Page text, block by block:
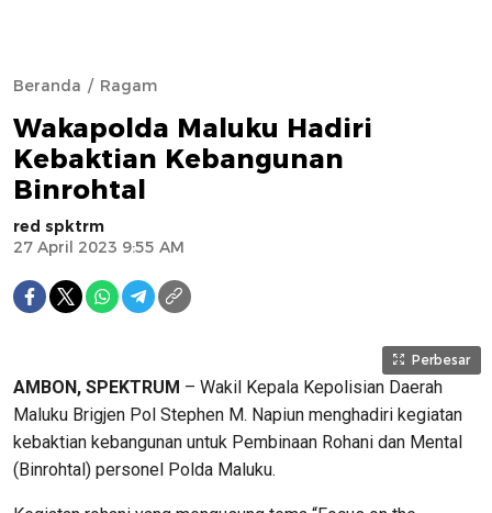
Beranda Ragam
Wakapolda Maluku Hadiri
Kebaktian Kebangunan
Binrohtal
red spktrm
27 April 2023 9:55 AM
Perbesar
AMBON, SPEKTRUM – Wakil Kepala Kepolisian Daerah
Maluku Brigjen Pol Stephen M. Napiun menghadiri kegiatan
kebaktian kebangunan untuk Pembinaan Rohani dan Mental
(Binrohtal) personel Polda Maluku.